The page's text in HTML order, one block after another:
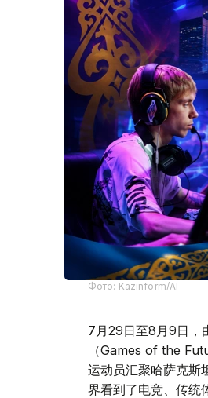
Фото: Kazinform/AI
7月29日至8月9日，
（Games of the
运动员汇聚哈萨克斯
界看到了电竞、传统